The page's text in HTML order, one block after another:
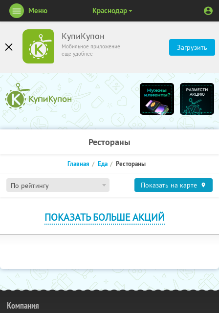
КупиКупон
Мобильное приложение
ещё удобнее
Загрузить
Меню Краснодар
Рестораны
По рейтингу
Главная Еда Рестораны
Показать на карте
ПОКАЗАТЬ БОЛЬШЕ АКЦИЙ
Компания